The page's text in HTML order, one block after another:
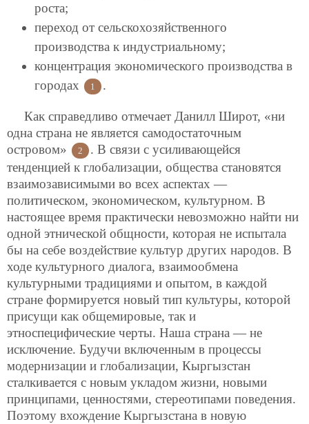
роста;
переход от сельскохозяйственного
производства к индустриальному;
концентрация экономического производства в
городах
1 .
Как справедливо отмечает Данилл Широт, «ни
одна страна не является самодостаточным
островом»
2
. В связи с усиливающейся
тенденцией к глобализации, общества становятся
взаимозависимыми во всех аспектах —
политическом, экономическом, культурном. В
настоящее время практически невозможно найти ни
одной этнической общности, которая не испытала
бы на себе воздействие культур других народов. В
ходе культурного диалога, взаимообмена
культурными традициями и опытом, в каждой
стране формируется новый тип культуры, которой
присущи как общемировые, так и
этноспецифические черты. Наша страна — не
исключение. Будучи включенным в процессы
модернизации и глобализации, Кыргызстан
сталкивается с новым укладом жизни, новыми
принципами, ценностями, стереотипами поведения.
Поэтому вхождение Кыргызстана в новую